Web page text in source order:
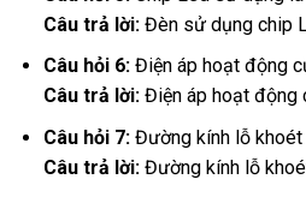
Câu trả lời:Đèn sử dụng chip
Câu hỏi 6:Điện áp hoạt động
Câu trả lời:Điện áp hoạt động
Câu hỏi 7:Đường kính lỗ khoét
Câu trả lời:Đường kính lỗ